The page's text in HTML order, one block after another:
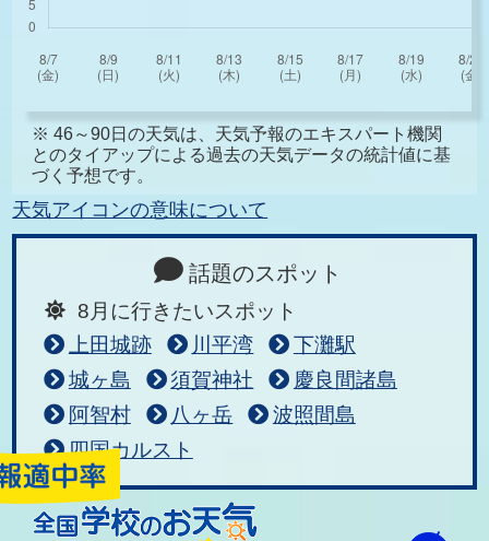
※ 46～90日の天気は、天気予報のエキスパート機関
とのタイアップによる過去の天気データの統計値に基
づく予想です。
天気アイコンの意味について
話題のスポット
8月に行きたいスポット
上田城跡
川平湾
下灘駅
城ヶ島
須賀神社
慶良間諸島
阿智村
八ヶ岳
波照間島
四国カルスト